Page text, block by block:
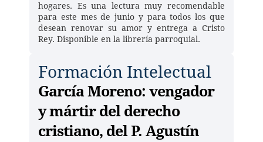
hogares. Es una lectura muy recomendable
para este mes de junio y para todos los que
desean renovar su amor y entrega a Cristo
Rey. Disponible en la librería parroquial.
Formación Intelectual
García Moreno: vengador
y mártir del derecho
cristiano, del P. Agustín